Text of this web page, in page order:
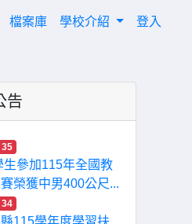
檔案庫 學校介紹 登入
告
35
生參加115年全國教
榮獲中男400公尺...
34
115學年度學習扶